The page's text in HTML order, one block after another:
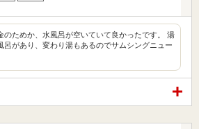
のためか、水風呂が空いていて良かったです。 湯
呂があり、変わり湯もあるのでサムシングニュー